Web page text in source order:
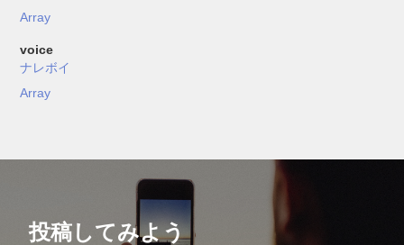
Array
voice
ナレボイ
Array
投稿してみよう